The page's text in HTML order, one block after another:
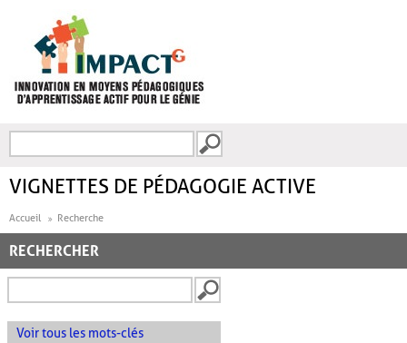
FORMULAIRE DE
VIGNETTES DE PÉDAGOGIE ACTIVE
Accueil Recherche
RECHERCHER
Voir tous les mots-clés